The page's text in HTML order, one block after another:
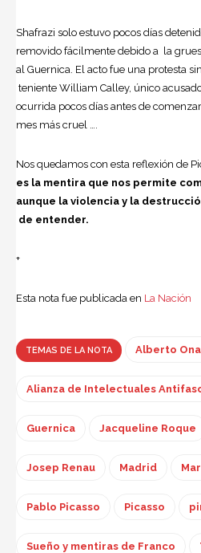
Shafrazi solo estuvo pocos días
removido fácilmente debido a la
al Guernica. El acto fue una protesta
teniente William Calley, único
ocurrida pocos días antes de
mes más cruel ….
Nos quedamos con esta reflexión de
es la mentira que nos permite
aunque la violencia y la
de entender.
+
Esta nota fue publicada en La Nación
TEMAS DE LA NOTA Alberto
Alianza de Intelectuales
Guernica Jacqueline Roque
Josep Renau Madrid
Pablo Picasso Picasso
Sueño y mentiras de Franco